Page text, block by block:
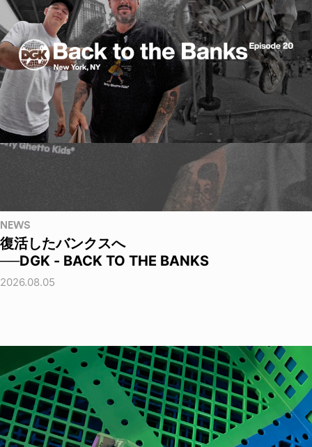
NEWS
復活したバンクスへ
──DGK - BACK TO THE BANKS
2026.08.05